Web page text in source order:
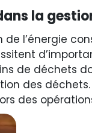
la
l’énergie
de déchets
des
des